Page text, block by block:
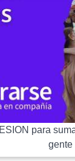
para
gente